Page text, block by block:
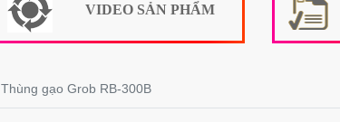
VIDEO SẢN PHẨM
Thùng gạo Grob RB-300B